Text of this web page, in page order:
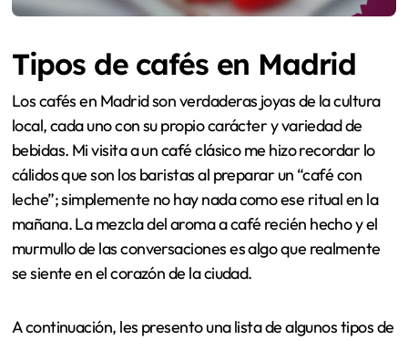
Tipos de cafés en Madrid
Los cafés en Madrid son verdaderas joyas de la cultura
local, cada uno con su propio carácter y variedad de
bebidas. Mi visita a un café clásico me hizo recordar lo
cálidos que son los baristas al preparar un “café con
leche”; simplemente no hay nada como ese ritual en la
mañana. La mezcla del aroma a café recién hecho y el
murmullo de las conversaciones es algo que realmente
se siente en el corazón de la ciudad.
A continuación, les presento una lista de algunos tipos de